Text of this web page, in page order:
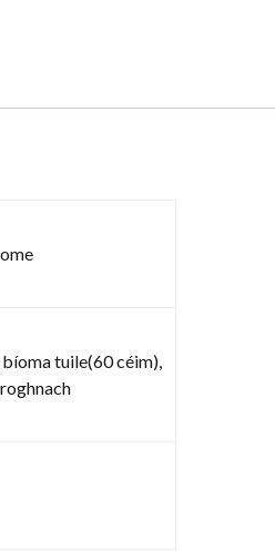
tuile(60 céim),